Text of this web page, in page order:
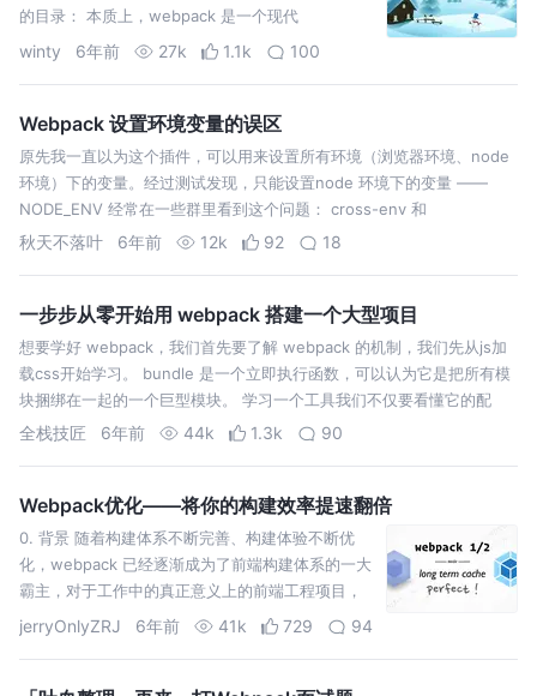
的目录： 本质上，webpack 是一个现代
JavaScript 应用程序的静态模块打包器(module
winty 6年前 27k 1.1k 100
Webpack 设置环境变量的误区
原先我一直以为这个插件，可以用来设置所有环境（浏览器环境、node
环境）下的变量。经过测试发现，只能设置node 环境下的变量 ——
NODE_ENV 经常在一些群里看到这个问题： cross-env 和
webpack.DefinePlugin 配合使用的时候，无法通过 p…
秋天不落叶 6年前 12k 92 18
一步步从零开始用 webpack 搭建一个大型项目
想要学好 webpack，我们首先要了解 webpack 的机制，我们先从js加
载css开始学习。 bundle 是一个立即执行函数，可以认为它是把所有模
块捆绑在一起的一个巨型模块。 学习一个工具我们不仅要看懂它的配
置，还要对它的原理一起了解，只有学到框架的精髓，我们才能应对如…
全栈技匠 6年前 44k 1.3k 90
Webpack优化——将你的构建效率提速翻倍
0. 背景 随着构建体系不断完善、构建体验不断优
化，webpack 已经逐渐成为了前端构建体系的一大
霸主，对于工作中的真正意义上的前端工程项目，
webpack 已经成为了我们前端构建技术选型的不二
jerryOnlyZRJ 6年前 41k 729 94